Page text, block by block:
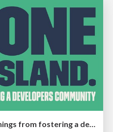
No one is an island. Learnings from fostering a developers community.